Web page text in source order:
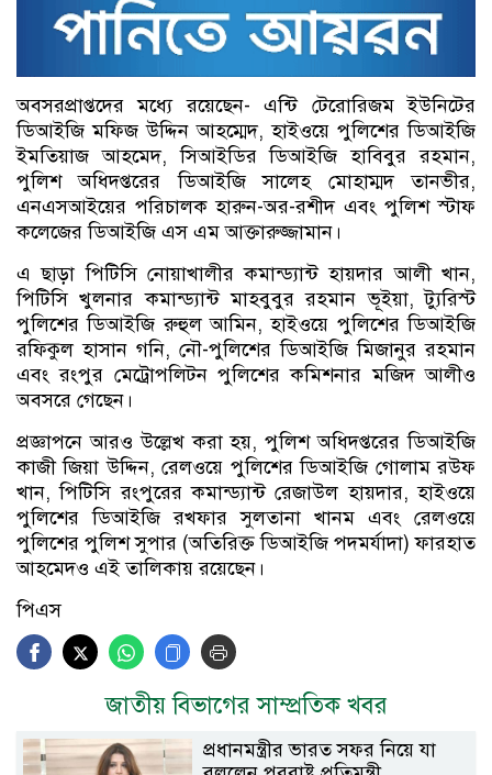
অবসরপ্রাপ্তদের মধ্যে রয়েছেন- এন্টি টেরোরিজম ইউনিটের
ডিআইজি মফিজ উদ্দিন আহম্মেদ, হাইওয়ে পুলিশের ডিআইজি
ইমতিয়াজ আহমেদ, সিআইডির ডিআইজি হাবিবুর রহমান,
পুলিশ অধিদপ্তরের ডিআইজি সালেহ মোহাম্মদ তানভীর,
এনএসআইয়ের পরিচালক হারুন-অর-রশীদ এবং পুলিশ স্টাফ
কলেজের ডিআইজি এস এম আক্তারুজ্জামান।
এ ছাড়া পিটিসি নোয়াখালীর কমান্ড্যান্ট হায়দার আলী খান,
পিটিসি খুলনার কমান্ড্যান্ট মাহবুবুর রহমান ভূইয়া, ট্যুরিস্ট
পুলিশের ডিআইজি রুহুল আমিন, হাইওয়ে পুলিশের ডিআইজি
রফিকুল হাসান গনি, নৌ-পুলিশের ডিআইজি মিজানুর রহমান
এবং রংপুর মেট্রোপলিটন পুলিশের কমিশনার মজিদ আলীও
অবসরে গেছেন।
প্রজ্ঞাপনে আরও উল্লেখ করা হয়, পুলিশ অধিদপ্তরের ডিআইজি
কাজী জিয়া উদ্দিন, রেলওয়ে পুলিশের ডিআইজি গোলাম রউফ
খান, পিটিসি রংপুরের কমান্ড্যান্ট রেজাউল হায়দার, হাইওয়ে
পুলিশের ডিআইজি রখফার সুলতানা খানম এবং রেলওয়ে
পুলিশের পুলিশ সুপার (অতিরিক্ত ডিআইজি পদমর্যাদা) ফারহাত
আহমেদও এই তালিকায় রয়েছেন।
পিএস
জাতীয় বিভাগের সাম্প্রতিক খবর
প্রধানমন্ত্রীর ভারত সফর নিয়ে যা